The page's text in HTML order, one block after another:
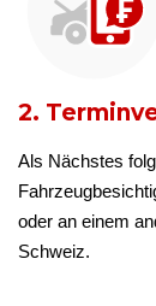
2.
Als Nächstes
oder an einem
Schweiz.